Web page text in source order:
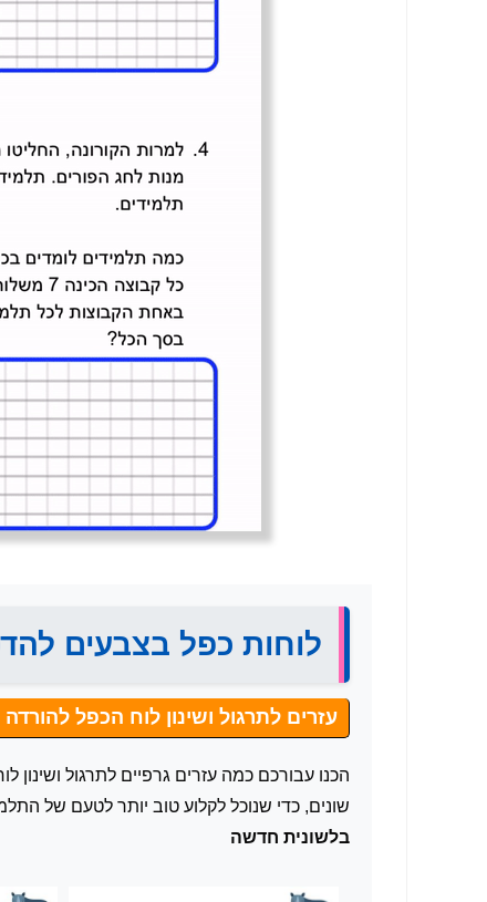
לוחות כפל בצבעים
עזרים לתרגול ושינון לוח הכפל להורדה
הכנו עבורכם כמה עזרים גרפיים לתרגול
שונים, כדי שנוכל לקלוע טוב יותר לטעם של
בלשונית חדשה